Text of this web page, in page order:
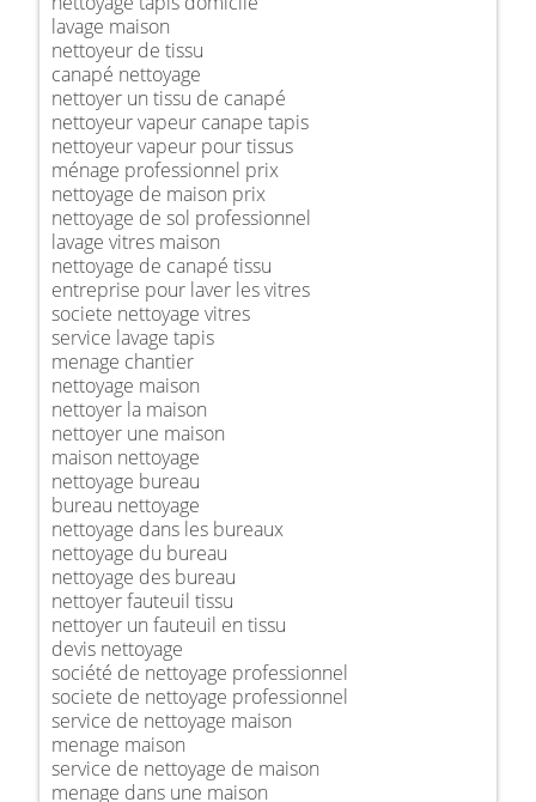
lavage maison
nettoyeur de tissu
canapé nettoyage
nettoyer un tissu de canapé
nettoyeur vapeur canape tapis
nettoyeur vapeur pour tissus
ménage professionnel prix
nettoyage de maison prix
nettoyage de sol professionnel
lavage vitres maison
nettoyage de canapé tissu
entreprise pour laver les vitres
societe nettoyage vitres
service lavage tapis
menage chantier
nettoyage maison
nettoyer la maison
nettoyer une maison
maison nettoyage
nettoyage bureau
bureau nettoyage
nettoyage dans les bureaux
nettoyage du bureau
nettoyage des bureau
nettoyer fauteuil tissu
nettoyer un fauteuil en tissu
devis nettoyage
société de nettoyage professionnel
societe de nettoyage professionnel
service de nettoyage maison
menage maison
service de nettoyage de maison
menage dans une maison